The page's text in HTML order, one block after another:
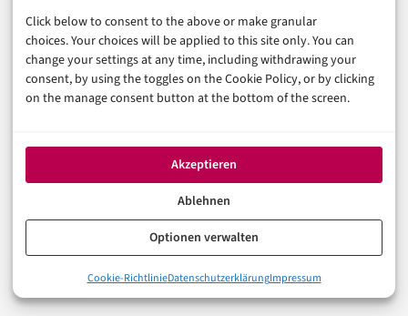
Click below to consent to the above or make granular
choices. Your choices will be applied to this site only. You can
change your settings at any time, including withdrawing your
consent, by using the toggles on the Cookie Policy, or by clicking
on the manage consent button at the bottom of the screen.
Akzeptieren
Ablehnen
Optionen verwalten
Cookie-RichtlinieDatenschutzerklärungImpressum
AWS Bedrock Agents sind produktionstauglich. Aber
„produktionstauglich“ und „produktionsoptimiert“
sind zwei verschiedene Zustände. Der latency-
die eine bewusste Architekturentscheidung erzwingen.
Model-Tiering spart in der Breite mehr als jede andere
Einzelmaßnahme. Prompt-Kompression wird
systematisch unterschätzt. Und Monitoring bleibt die
Grundbedingung, ohne die jede andere Maßnahme ins
Leere läuft.Klartext: Was Bedrock Agents so langsam macht